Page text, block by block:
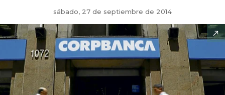
sábado, 27 de septiembre de 2014